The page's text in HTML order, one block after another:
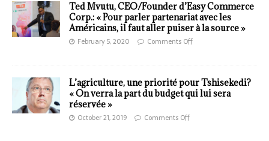
Ted Mvutu, CEO/Founder d’Easy Commerce
Corp.: « Pour parler partenariat avec les
Américains, il faut aller puiser à la source »
February 5, 2020 Comments Off
L’agriculture, une priorité pour Tshisekedi?
« On verra la part du budget qui lui sera
réservée »
October 21, 2019 Comments Off